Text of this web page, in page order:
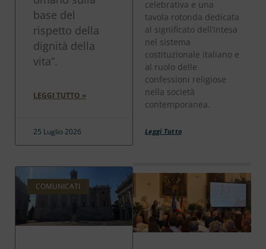
base del
rispetto della
dignità della
vita”.
LEGGI TUTTO »
25 Luglio 2026
COMUNICATI
celebrativa e una
tavola rotonda dedicata
al significato dell’Intesa
nel sistema
costituzionale italiano e
al ruolo delle
confessioni religiose
nella società
contemporanea.
Leggi Tutto